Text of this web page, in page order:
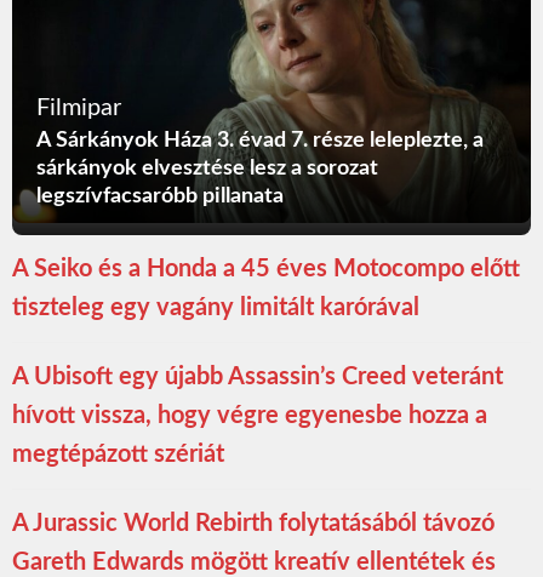
Filmipar
A Sárkányok Háza 3. évad 7. része leleplezte, a
sárkányok elvesztése lesz a sorozat
legszívfacsaróbb pillanata
A Seiko és a Honda a 45 éves Motocompo előtt
tiszteleg egy vagány limitált karórával
A Ubisoft egy újabb Assassin’s Creed veteránt
hívott vissza, hogy végre egyenesbe hozza a
megtépázott szériát
A Jurassic World Rebirth folytatásából távozó
Gareth Edwards mögött kreatív ellentétek és